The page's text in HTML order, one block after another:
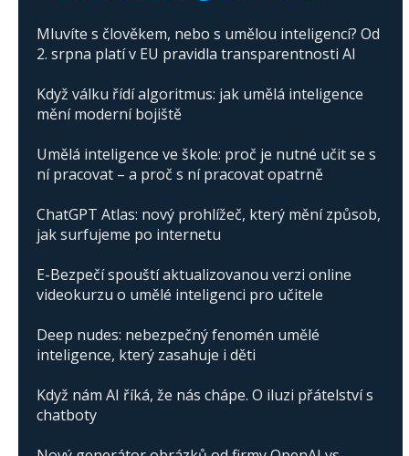
Mluvíte s člověkem, nebo s umělou inteligencí? Od
2. srpna platí v EU pravidla transparentnosti AI
Když válku řídí algoritmus: jak umělá inteligence
mění moderní bojiště
Umělá inteligence ve škole: proč je nutné učit se s
ní pracovat – a proč s ní pracovat opatrně
ChatGPT Atlas: nový prohlížeč, který mění způsob,
jak surfujeme po internetu
E-Bezpečí spouští aktualizovanou verzi online
videokurzu o umělé inteligenci pro učitele
Deep nudes: nebezpečný fenomén umělé
inteligence, který zasahuje i děti
Když nám AI říká, že nás chápe. O iluzi přátelství s
chatboty